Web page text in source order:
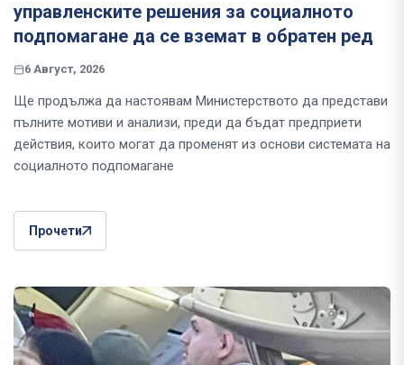
управленските решения за социалното
подпомагане да се вземат в обратен ред
6 Август, 2026
Ще продължа да настоявам Министерството да представи
пълните мотиви и анализи, преди да бъдат предприети
действия, които могат да променят из основи системата на
социалното подпомагане
Прочети